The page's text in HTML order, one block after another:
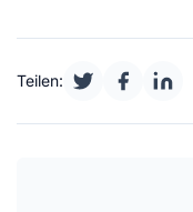
Teilen: